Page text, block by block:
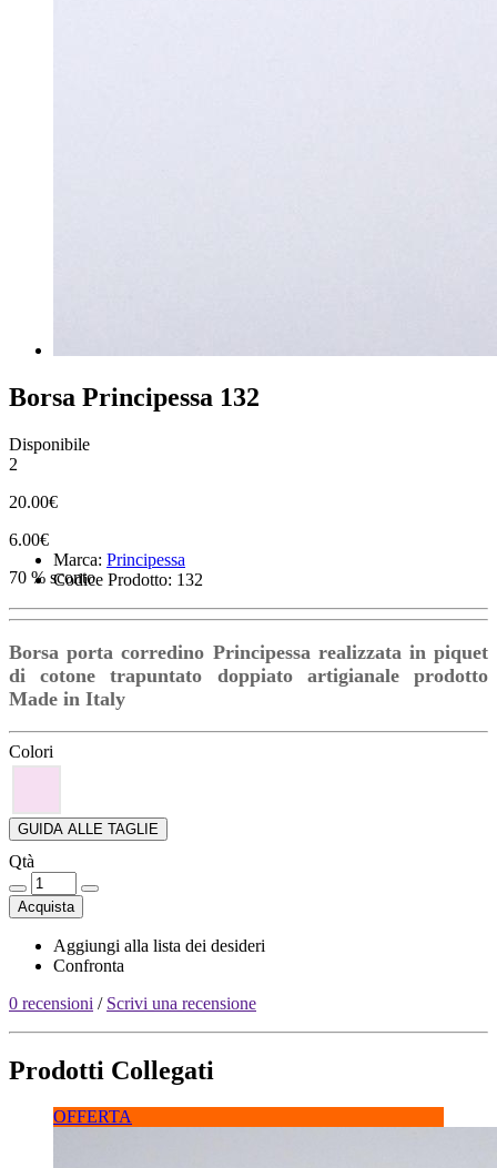
Borsa Principessa 132
Disponibile
2
20.00€
6.00€
70 % sconto
Marca: Principessa
Codice Prodotto: 132
Borsa porta corredino Principessa realizzata in piquet
di cotone trapuntato doppiato artigianale prodotto
Made in Italy
Colori
GUIDA ALLE TAGLIE
Qtà
Acquista
Aggiungi alla lista dei desideri
Confronta
0 recensioni / Scrivi una recensione
Prodotti Collegati
OFFERTA